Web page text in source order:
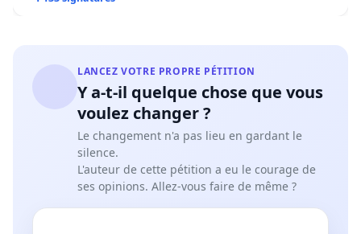
LANCEZ VOTRE PROPRE PÉTITION
Y a-t-il quelque chose que vous
voulez changer ?
Le changement n'a pas lieu en gardant le
silence.
L'auteur de cette pétition a eu le courage de
ses opinions. Allez-vous faire de même ?